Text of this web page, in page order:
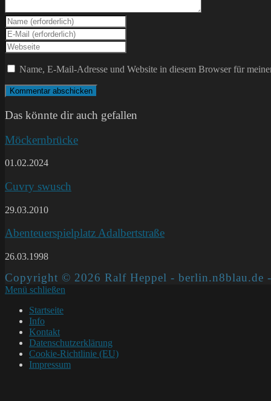
Gib
deinen
Namen
oder
Benutzernamen
zum
Kommentieren
ein
Gib
deine
E-
Mail-
Adresse
zum
Kommentieren
Gib
deine
Website-
ein
(optional)
Name, E-Mail-Adresse und Website in diesem Browser für
Das könnte dir auch gefallen
Möckernbrücke
01.02.2024
Cuvry swusch
29.03.2010
Abenteuerspielplatz Adalbertstraße
26.03.1998
Copyright © 2026 Ralf Heppel - berlin.n8blau.de
Menü schließen
Startseite
Info
Kontakt
Datenschutzerklärung
Cookie-Richtlinie (EU)
Impressum